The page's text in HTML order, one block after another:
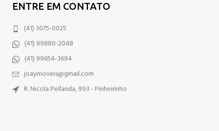
ENTRE EM CONTATO
(41) 3075-0025
(41) 99880-2048
(41) 99654-3694
joaymoveis@gmail.com
R. Nicola Pellanda, 993 - Pinheirinho